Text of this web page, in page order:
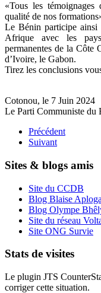
«Tous les
qualité de nos
Le Bénin participe ainsi
Afrique avec les
permanentes de la Côte
d’Ivoire, le Gabon.
Tirez les conclusions
Cotonou, le 7 Juin 2024
Le Parti Communiste du
Précédent
Suivant
Sites & blogs amis
Site du CCDB
Blog Blaise
Blog Olympe
Site du réseau
Site ONG Survie
Stats de visites
Le plugin JTS
corriger cette situation.